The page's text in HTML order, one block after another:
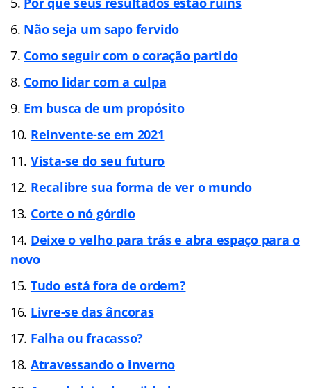
Não seja um sapo fervido
Como seguir com o coração partido
Como lidar com a culpa
Em busca de um propósito
Reinvente-se em 2021
Vista-se do seu futuro
Recalibre sua forma de ver o mundo
Corte o nó górdio
Deixe o velho para trás e abra espaço para o
novo
Tudo está fora de ordem?
Livre-se das âncoras
Falha ou fracasso?
Atravessando o inverno